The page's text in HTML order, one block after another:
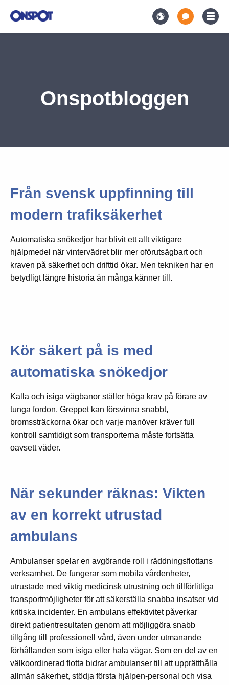
Onspotbloggen
Från svensk uppfinning till
modern trafiksäkerhet
Automatiska snökedjor har blivit ett allt viktigare
hjälpmedel när vintervädret blir mer oförutsägbart och
kraven på säkerhet och drifttid ökar. Men tekniken har en
betydligt längre historia än många känner till.
Kör säkert på is med
automatiska snökedjor
Kalla och isiga vägbanor ställer höga krav på förare av
tunga fordon. Greppet kan försvinna snabbt,
bromssträckorna ökar och varje manöver kräver full
kontroll samtidigt som transporterna måste fortsätta
oavsett väder.
När sekunder räknas: Vikten
av en korrekt utrustad
ambulans
Ambulanser spelar en avgörande roll i räddningsflottans
verksamhet. De fungerar som mobila vårdenheter,
utrustade med viktig medicinsk utrustning och tillförlitliga
transportmöjligheter för att säkerställa snabba insatser vid
kritiska incidenter. En ambulans effektivitet påverkar
direkt patientresultaten genom att möjliggöra snabb
tillgång till professionell vård, även under utmanande
förhållanden som isiga eller hala vägar. Som en del av en
välkoordinerad flotta bidrar ambulanser till att upprätthålla
allmän säkerhet, stödja första hjälpen-personal och visa